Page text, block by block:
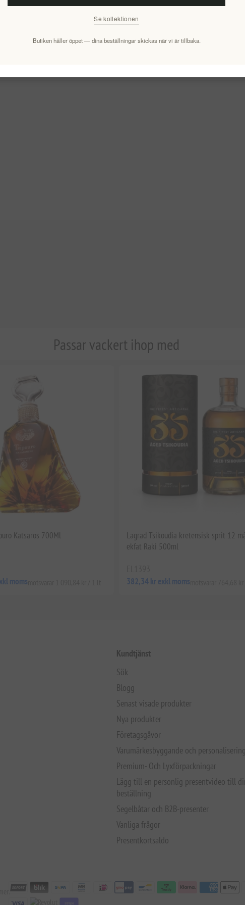
Passar vackert ihop med
Katsaros 700Ml
moms
Lagrad Tsikoudia kretensisk sprit 12
ekfat Raki 500ml
382,34 kr exkl moms
Kundtjänst
Sök
Blogg
Senast visade produkter
Nya produkter
Företagsgåvor
Varumärkesbyggande och personalisering
Premium- Och Lyxförpackningar
Lägg till en personlig presentvideo till
beställning
Segelbåtar och B2B-presenter
Vanliga frågor
Presentkortsaldo
Se kollektionen
Butiken håller öppet — dina beställningar skickas när vi är tillbaka.